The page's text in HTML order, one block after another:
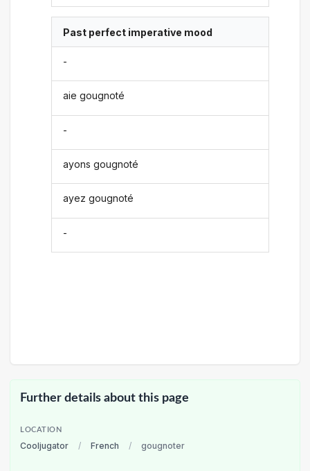
Past perfect imperative mood
-
aie gougnoté
-
ayons gougnoté
ayez gougnoté
-
Further details about this page
LOCATION
Cooljugator / French / gougnoter